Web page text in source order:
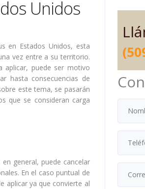
Unidos
en Estados Unidos, esta
vez entre a su territorio.
aplicar, puede ser motivo
hasta consecuencias de
este tema, se pasarán
que se consideran carga
general, puede cancelar
En el caso puntual de
aplicar ya que convierte al